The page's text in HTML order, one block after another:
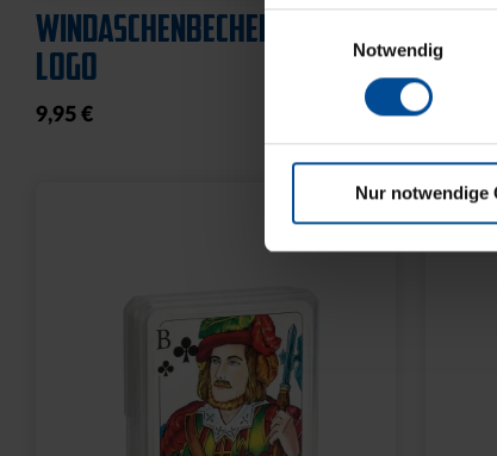
Notwendig
Nur notwendige
WINDASCHENBECHER KSC
LOGO
9,95 €
24,95 €